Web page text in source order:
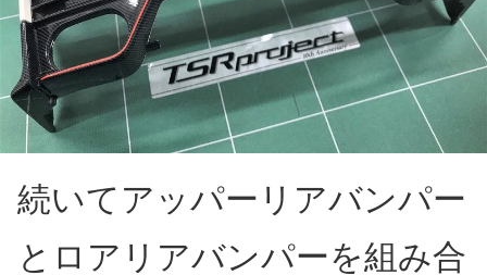
続いてアッパーリアバンパー
とロアリアバンパーを組み合